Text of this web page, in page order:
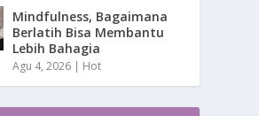
Mindfulness, Bagaimana
Berlatih Bisa Membantu
Lebih Bahagia
Agu 4, 2026 | Hot